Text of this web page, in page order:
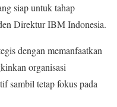
siap untuk tahap
Direktur IBM Indonesia.
dengan memanfaatkan
organisasi
sambil tetap fokus pada